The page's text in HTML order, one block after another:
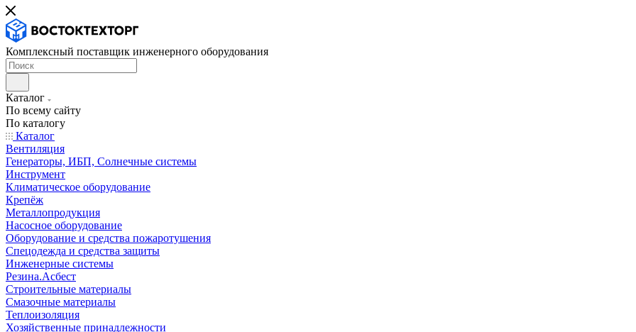
Комплексный поставщик инженерного оборудования
Каталог
По всему сайту
По каталогу
Каталог
Вентиляция
Генераторы, ИБП, Солнечные системы
Инструмент
Климатическое оборудование
Крепёж
Металлопродукция
Насосное оборудование
Оборудование и средства пожаротушения
Спецодежда и средства защиты
Инженерные системы
Резина.Асбест
Строительные материалы
Смазочные материалы
Теплоизоляция
Хозяйственные принадлежности